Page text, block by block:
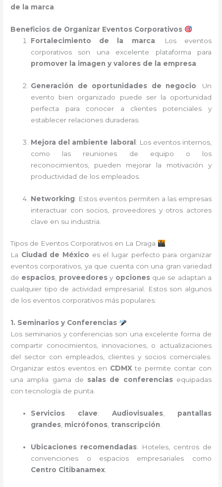
de la marca
Beneficios de Organizar Eventos Corporativos
Fortalecimiento de la marca: Los eventos
corporativos son una excelente plataforma para
promover la imagen y valores de la empresa
Generación de oportunidades de negocio: Un
evento bien organizado puede ser la oportunidad
perfecta para conocer a clientes potenciales y
establecer relaciones duraderas.
Mejora del ambiente laboral : Los eventos internos,
como las reuniones de equipo o los
reconocimientos, pueden mejorar la motivación y
productividad de los empleados.
Networking: Estos eventos permiten a las empresas
interactuar con socios, proveedores y otros actores
clave en su industria.
Tipos de Eventos Corporativos en La Draga
La Ciudad de México es el lugar perfecto para organizar
eventos corporativos, ya que cuenta con una gran variedad
de espacios, proveedoresy opcionesque se adaptan a
cualquier tipo de actividad empresarial. Estos son algunos
de los eventos corporativos más populares:
1. Seminarios y Conferencias
Los seminarios y conferencias son una excelente forma de
compartir conocimientos, innovaciones, o actualizaciones
del sector con empleados, clientes y socios comerciales.
Organizar estos eventos en CDMXte permite contar con
una amplia gama de salas de conferenciasequipadas
con tecnología de punta.
Servicios clave:Audiovisuales
pantallas
grandes micrófonos transcripción
Ubicaciones recomendadas: Hoteles, centros de
convenciones o espacios empresariales como
Centro Citibanamex